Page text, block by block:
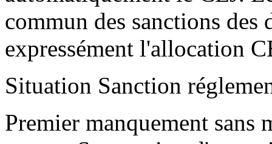
commun des sanctions
expressément l'allocation
Situation Sanction
Premier manquement